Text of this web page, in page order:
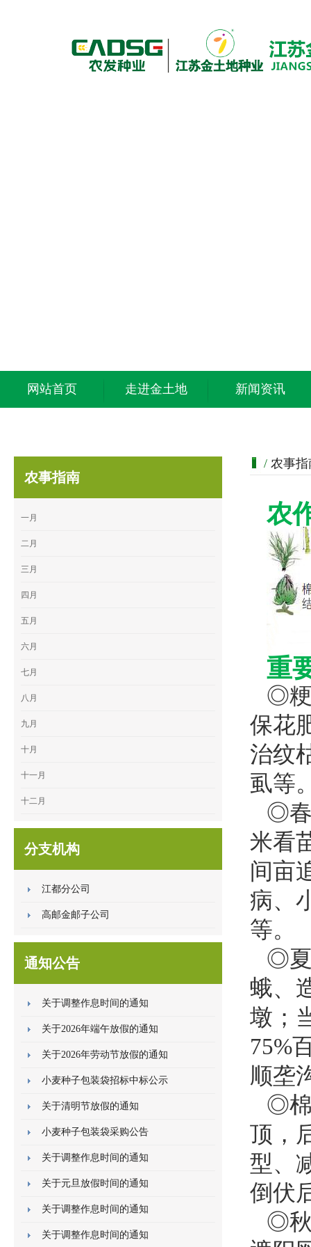
网站首页 走进金土地 新闻资讯
农事指南
一月
二月
三月
四月
五月
六月
七月
八月
九月
十月
十一月
十二月
分支机构
江都分公司
高邮金邮子公司
通知公告
关于调整作息时间的通知
关于2026年端午放假的通知
关于2026年劳动节放假的通知
小麦种子包装袋招标中标公示
关于清明节放假的通知
小麦种子包装袋采购公告
关于调整作息时间的通知
关于元旦放假时间的通知
关于调整作息时间的通知
关于调整作息时间的通知
/ 农事指
农
重
◎粳
保花
治纹
虱等
◎春
米看
间亩
病、
等。
◎夏
蛾、
墩；
75%
顺垄
◎棉
顶，
型、
倒伏
◎秋